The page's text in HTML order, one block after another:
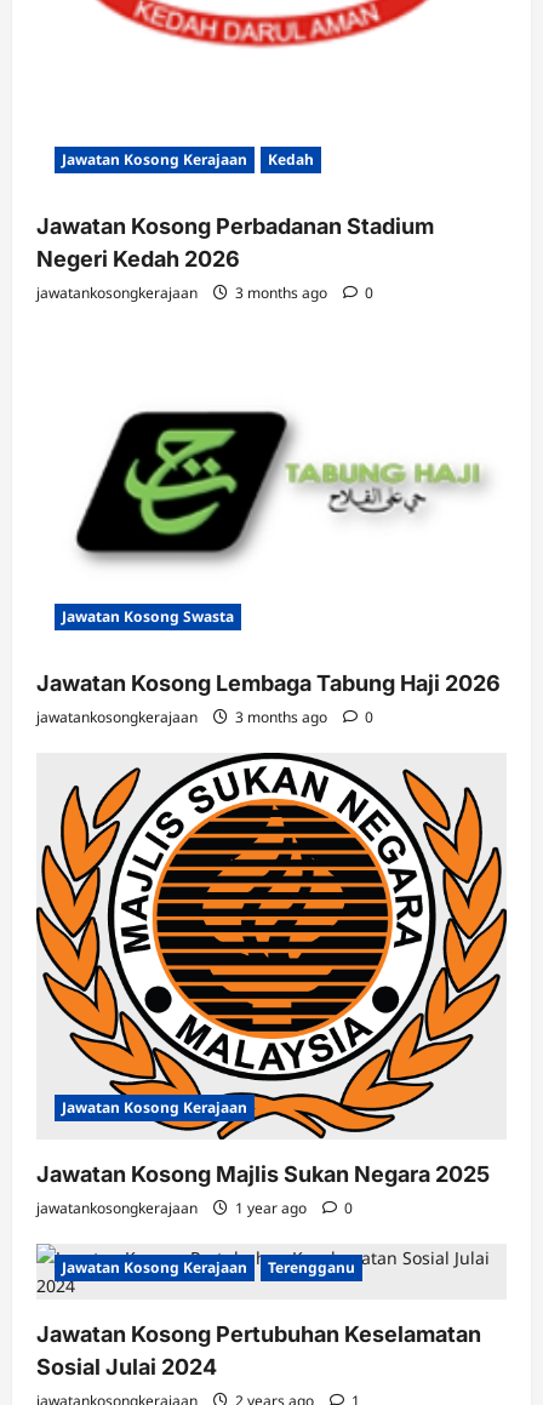
Jawatan Kosong Kerajaan Kedah
Jawatan Kosong Perbadanan Stadium
Negeri Kedah 2026
jawatankosongkerajaan 3 months ago 0
Jawatan Kosong Swasta
Jawatan Kosong Lembaga Tabung Haji 2026
jawatankosongkerajaan 3 months ago 0
Jawatan Kosong Kerajaan
Jawatan Kosong Majlis Sukan Negara 2025
jawatankosongkerajaan 1 year ago 0
Jawatan Kosong Kerajaan Terengganu
Jawatan Kosong Pertubuhan Keselamatan
Sosial Julai 2024